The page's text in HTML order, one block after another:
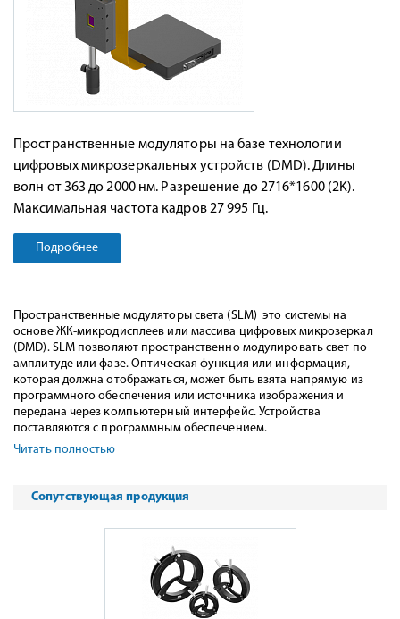
Пространственные модуляторы на базе технологии
цифровых микрозеркальных устройств (DMD). Длины
волн от 363 до 2000 нм. Разрешение до 2716*1600 (2K).
Максимальная частота кадров 27 995 Гц.
Подробнее
Пространственные модуляторы света (SLM) это системы на
основе ЖК-микродисплеев или массива цифровых микрозеркал
(DMD). SLM позволяют пространственно модулировать свет по
амплитуде или фазе. Оптическая функция или информация,
которая должна отображаться, может быть взята напрямую из
программного обеспечения или источника изображения и
передана через компьютерный интерфейс. Устройства
поставляются с программным обеспечением.
Читать полностью
Сопутствующая продукция